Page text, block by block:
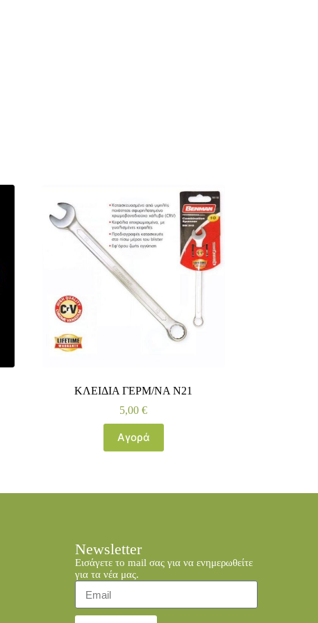
ΚΛΕΙΔΙΑ ΓΕΡΜ/ΝΑ Ν21
5,00€
Αγορά
Newsletter
Εισάγετε το mail σας για να ενημερωθείτε
για τα νέα μας.